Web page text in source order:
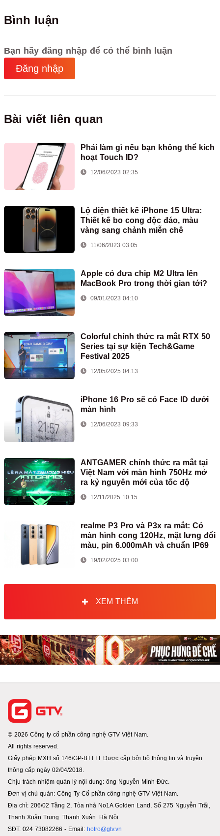
Bình luận
Bạn hãy đăng nhập để có thể bình luận
Đăng nhập
Bài viết liên quan
Phải làm gì nếu bạn không thể kích
hoạt Touch ID?
12/06/2023 02:35
Lộ diện thiết kế iPhone 15 Ultra:
Thiết kế bo cong độc đáo, màu
vàng sang chảnh miễn chê
11/06/2023 03:05
Apple có đưa chip M2 Ultra lên
MacBook Pro trong thời gian tới?
09/01/2023 04:10
Colorful chính thức ra mắt RTX 50
Series tại sự kiện Tech&Game
Festival 2025
12/05/2025 04:13
iPhone 16 Pro sẽ có Face ID dưới
màn hình
12/06/2023 09:33
ANTGAMER chính thức ra mắt tại
Việt Nam với màn hình 750Hz mở
ra kỷ nguyên mới của tốc độ
12/11/2025 10:15
realme P3 Pro và P3x ra mắt: Có
màn hình cong 120Hz, mặt lưng đổi
màu, pin 6.000mAh và chuẩn IP69
19/02/2025 03:00
XEM THÊM
© 2026 Công ty cổ phần công nghệ GTV Việt Nam.
All rights reserved.
Giấy phép MXH số 146/GP-BTTTT Được cấp bởi bộ thông tin và truyền
thông cấp ngày 02/04/2018.
Chịu trách nhiệm quản lý nội dung: ông Nguyễn Minh Đức.
Đơn vị chủ quản: Công Ty Cổ phần công nghệ GTV Việt Nam.
Địa chỉ: 206/02 Tầng 2, Tòa nhà No1A Golden Land, Số 275 Nguyễn Trãi,
Thanh Xuân Trung. Thanh Xuân. Hà Nội
SĐT: 024 73082266 - Email: hotro@gtv.vn